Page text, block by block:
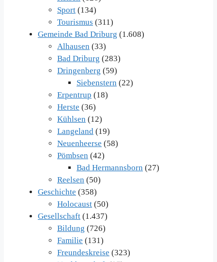
Sport (134)
Tourismus (311)
Gemeinde Bad Driburg (1.608)
Alhausen (33)
Bad Driburg (283)
Dringenberg (59)
Siebenstern (22)
Erpentrup (18)
Herste (36)
Kühlsen (12)
Langeland (19)
Neuenheerse (58)
Pömbsen (42)
Bad Hermannsborn (27)
Reelsen (50)
Geschichte (358)
Holocaust (50)
Gesellschaft (1.437)
Bildung (726)
Familie (131)
Freundeskreise (323)